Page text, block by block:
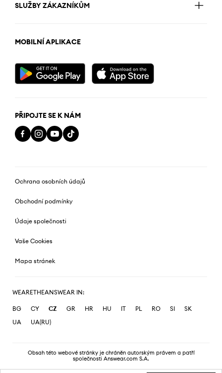
SLUŽBY ZÁKAZNÍKŮM
MOBILNÍ APLIKACE
PŘIPOJTE SE K NÁM
Ochrana osobních údajů
Obchodní podmínky
Údaje společnosti
Vaše Cookies
Mapa stránek
WEARETHEANSWEAR IN:
BG CY CZ GR HR HU IT PL RO SI
SK
UA
UA(RU)
Obsah této webové stránky je chráněn autorským právem a patří
společnosti Answear.com S.A.